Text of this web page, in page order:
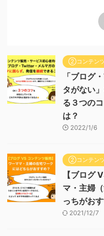
②コンテン
「ブログ
タがない
る３つの
は？
2022/1/6
②コンテン
【ブログ
マ・主婦
っちがお
2021/12/7